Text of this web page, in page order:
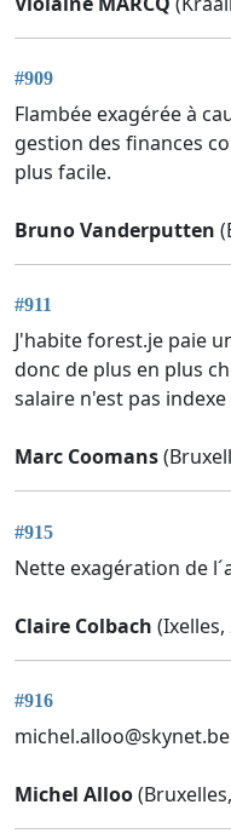
#909
Flambée exagérée à
gestion des finances
plus facile.
Bruno Vanderputten
#911
J'habite forest.je paie
donc de plus en plus
salaire n'est pas indexe
Marc Coomans
#915
Nette exagération de
Claire Colbach (Ixelles,
#916
michel.alloo@skynet.be
Michel Alloo